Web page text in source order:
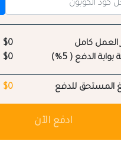
كامل
$0
الدفع ( 5%)
$0
المستحق للدفع $0
ادفع الآن